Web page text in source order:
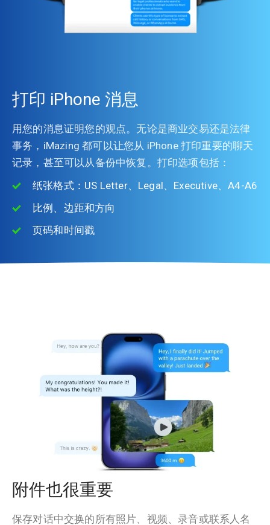
打印 iPhone 消息
用您的消息证明您的观点。无论是商业交易还是法律
事务，iMazing 都可以让您从 iPhone 打印重要的聊天
记录，甚至可以从备份中恢复。打印选项包括：
纸张格式：US Letter、Legal、Executive、A4-A6
比例、边距和方向
页码和时间戳
附件也很重要
保存对话中交换的所有照片、视频、录音或联系人名